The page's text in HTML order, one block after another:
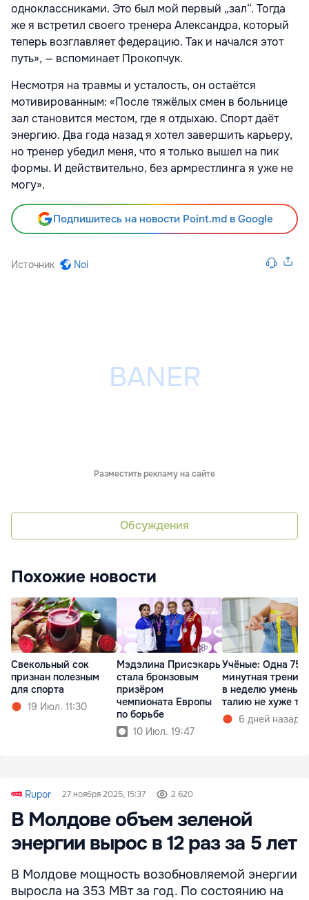
одноклассниками. Это был мой первый „зал“. Тогда
же я встретил своего тренера Александра, который
теперь возглавляет федерацию. Так и начался этот
путь», — вспоминает Прокопчук.
Несмотря на травмы и усталость, он остаётся
мотивированным: «После тяжёлых смен в больнице
зал становится местом, где я отдыхаю. Спорт даёт
энергию. Два года назад я хотел завершить карьеру,
но тренер убедил меня, что я только вышел на пик
формы. И действительно, без армрестлинга я уже не
могу».
Подпишитесь на новости Point.md в Google
Источник Noi
Разместить рекламу на сайте
Обсуждения
Похожие новости
Свекольный сок
признан полезным
для спорта
19 Июл. 11:30
Мэдэлина Присэкарь
стала бронзовым
призёром
чемпионата Европы
по борьбе
10 Июл. 19:47
Учёные: Одна 75-
минутная
в неделю
талию не хуже
6 дней назад
Rupor 27 ноября 2025, 15:37 2 620
В Молдове объем зеленой
энергии вырос в 12 раз за 5 лет
В Молдове мощность возобновляемой энергии
выросла на 353 МВт за год. По состоянию на